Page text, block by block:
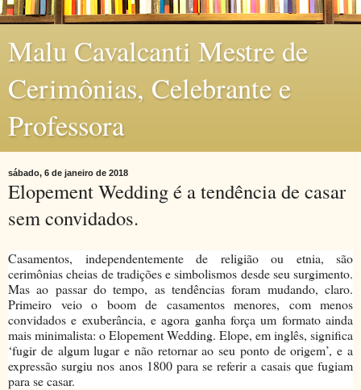
Malu Cavalcanti Mestre de
Cerimônias, Celebrante e
Professora
sábado, 6 de janeiro de 2018
Elopement Wedding é a tendência de casar
sem convidados.
Casamentos, independentemente de religião ou etnia, são
cerimônias cheias de tradições e simbolismos desde seu surgimento.
Mas ao passar do tempo, as tendências foram mudando, claro.
Primeiro veio o boom de casamentos menores, com menos
convidados e exuberância, e agora ganha força um formato ainda
mais minimalista: o Elopement Wedding. Elope, em inglês, significa
‘fugir de algum lugar e não retornar ao seu ponto de origem’, e a
expressão surgiu nos anos 1800 para se referir a casais que fugiam
para se casar.